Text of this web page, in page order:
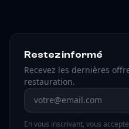
Restez informé
Recevez les dernières
restauration.
Adresse email
En vous inscrivant, vous